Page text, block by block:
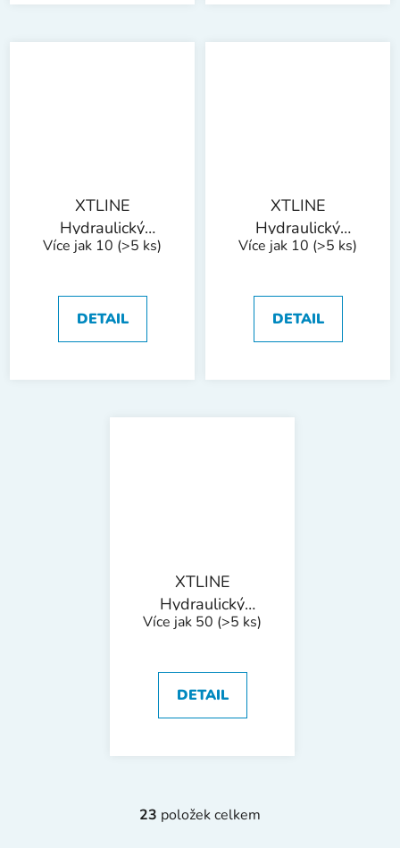
XTLINE
Hydraulický
zvedák sloupkový |
Více jak 10 (>5 ks)
DETAIL
XTLINE
Hydraulický
zvedák sloupkový |
Více jak 10 (>5 ks)
DETAIL
XTLINE
Hydraulický
zvedák sloupkový |
Více jak 50 (>5 ks)
DETAIL
O
23 položek celkem